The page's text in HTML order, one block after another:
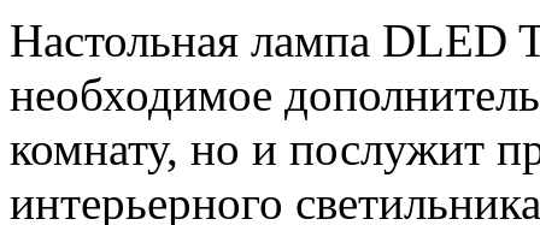
Настольная лампа DLED
необходимое
комнату, но и послужит
интерьерного